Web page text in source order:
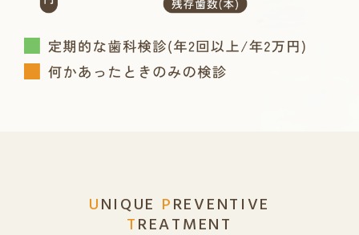
UNIQUE PREVENTIVE
TREATMENT